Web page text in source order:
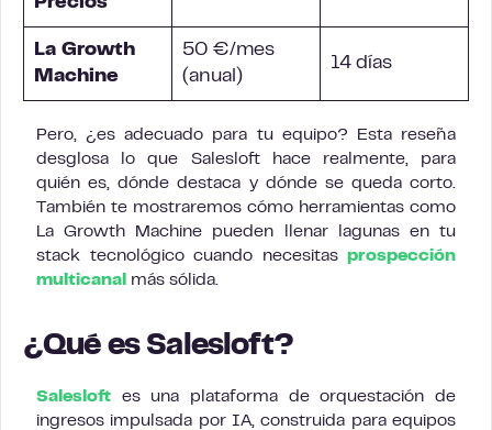
La Growth
Machine
50 €/mes
(anual)
14 días
Pero, ¿es adecuado para tu equipo? Esta reseña
desglosa lo que Salesloft hace realmente, para
quién es, dónde destaca y dónde se queda corto.
También te mostraremos cómo herramientas como
La Growth Machine pueden llenar lagunas en tu
stack tecnológico cuando necesitas prospección
multicanal
más sólida.
¿Qué es Salesloft?
Salesloft es una plataforma de orquestación de
ingresos impulsada por IA, construida para equipos